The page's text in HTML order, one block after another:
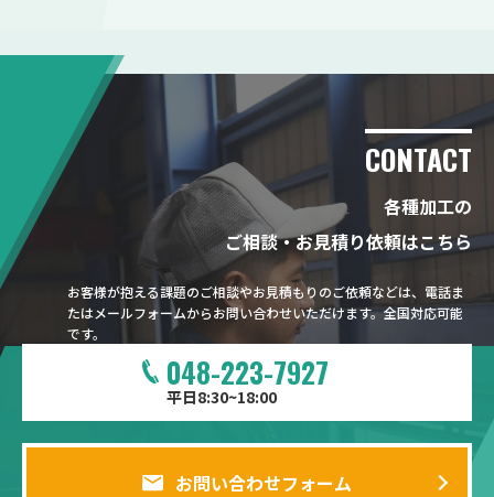
CONTACT
各種加工の
ご相談・お見積り依頼はこちら
お客様が抱える課題のご相談やお見積もりのご依頼などは、電話ま
たはメールフォームからお問い合わせいただけます。全国対応可能
です。
048-223-7927
平日8:30~18:00
お問い合わせフォーム